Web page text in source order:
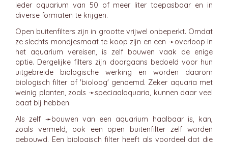
ieder aquarium van 50 of meer liter toepasbaar en in
diverse formaten te krijgen.
Open buitenfilters zijn in grootte vrijwel onbeperkt. Omdat
ze slechts mondjesmaat te koop zijn en een ➛overloop in
het aquarium vereisen, is zelf bouwen vaak de enige
optie. Dergelijke filters zijn doorgaans bedoeld voor hun
uitgebreide biologische werking en worden daarom
biologisch filter of 'bioloog' genoemd. Zeker aquaria met
weinig planten, zoals ➛speciaalaquaria, kunnen daar veel
baat bij hebben.
Als zelf ➛bouwen van een aquarium haalbaar is, kan,
zoals vermeld, ook een open buitenfilter zelf worden
gebouwd. Een biologisch filter heeft als voordeel dat die